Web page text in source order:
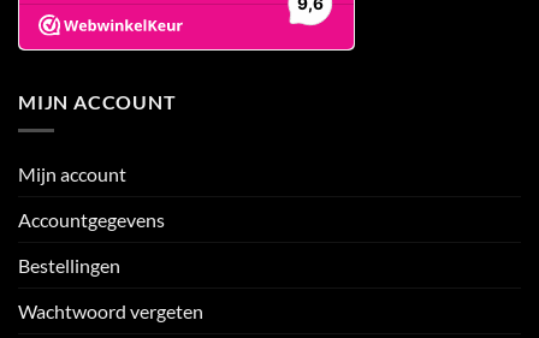
MIJN ACCOUNT
Mijn account
Accountgegevens
Bestellingen
Wachtwoord vergeten